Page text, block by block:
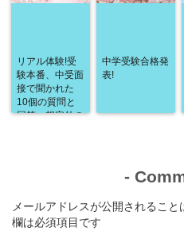
リアル体験!受
験本番、中受面
接で聞かれた
10個の質問と
回答、想定外の
中学受験合格発
表!
-
メールアドレスが公開されること
欄は必須項目です